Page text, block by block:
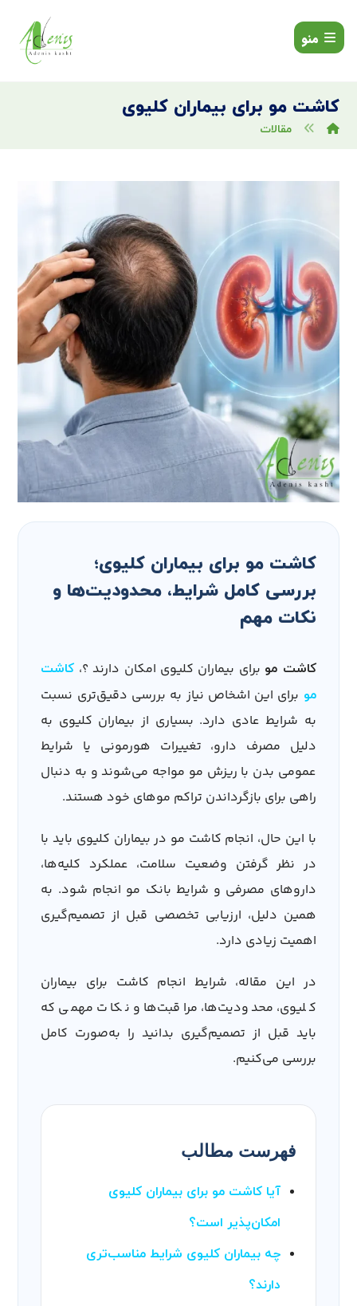
منو
کاشت مو برای بیماران کلیوی
مقالات
کاشت مو برای بیماران کلیوی؛
بررسی کامل شرایط، محدودیت‌ها و
نکات مهم
کاشت مو برای بیماران کلیوی امکان دارند ؟، کاشت
مو برای این اشخاص نیاز به بررسی دقیق‌تری نسبت
به شرایط عادی دارد. بسیاری از بیماران کلیوی به
دلیل مصرف دارو، تغییرات هورمونی یا شرایط
عمومی بدن با ریزش مو مواجه می‌شوند و به دنبال
راهی برای بازگرداندن تراکم موهای خود هستند.
با این حال، انجام کاشت مو در بیماران کلیوی باید با
در نظر گرفتن وضعیت سلامت، عملکرد کلیه‌ها،
داروهای مصرفی و شرایط بانک مو انجام شود. به
همین دلیل، ارزیابی تخصصی قبل از تصمیم‌گیری
اهمیت زیادی دارد.
در این مقاله، شرایط انجام کاشت برای بیماران
کلیوی، محدودیت‌ها، مراقبت‌ها و نکات مهمی که
باید قبل از تصمیم‌گیری بدانید را به‌صورت کامل
بررسی می‌کنیم.
فهرست مطالب
آیا کاشت مو برای بیماران کلیوی
امکان‌پذیر است؟
چه بیماران کلیوی شرایط مناسب‌تری
دارند؟